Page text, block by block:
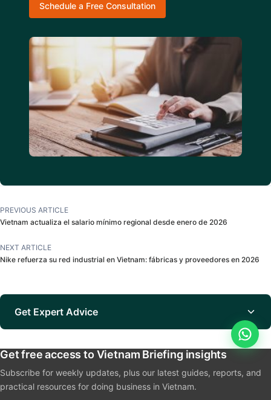
Schedule a Free Consultation
PREVIOUS ARTICLE
Vietnam actualiza el salario mínimo regional desde enero de 2026
NEXT ARTICLE
Nike refuerza su red industrial en Vietnam: fábricas y proveedores en 2026
Get Expert Advice
Get free access to Vietnam Briefing insights
Subscribe for weekly updates, plus our latest guides, reports, and
practical resources for doing business in Vietnam.